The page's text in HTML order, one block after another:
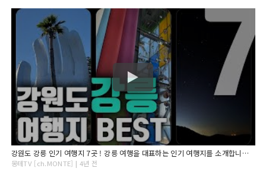
강원도 강릉 인기 여행지 7곳 ! 강릉 여행을 대표하는 인기 여행지를 소개합니다. [대.모.땅 NAJA ep.강원도 강릉]
몽테TV [ch.MONTE] | 4년 전